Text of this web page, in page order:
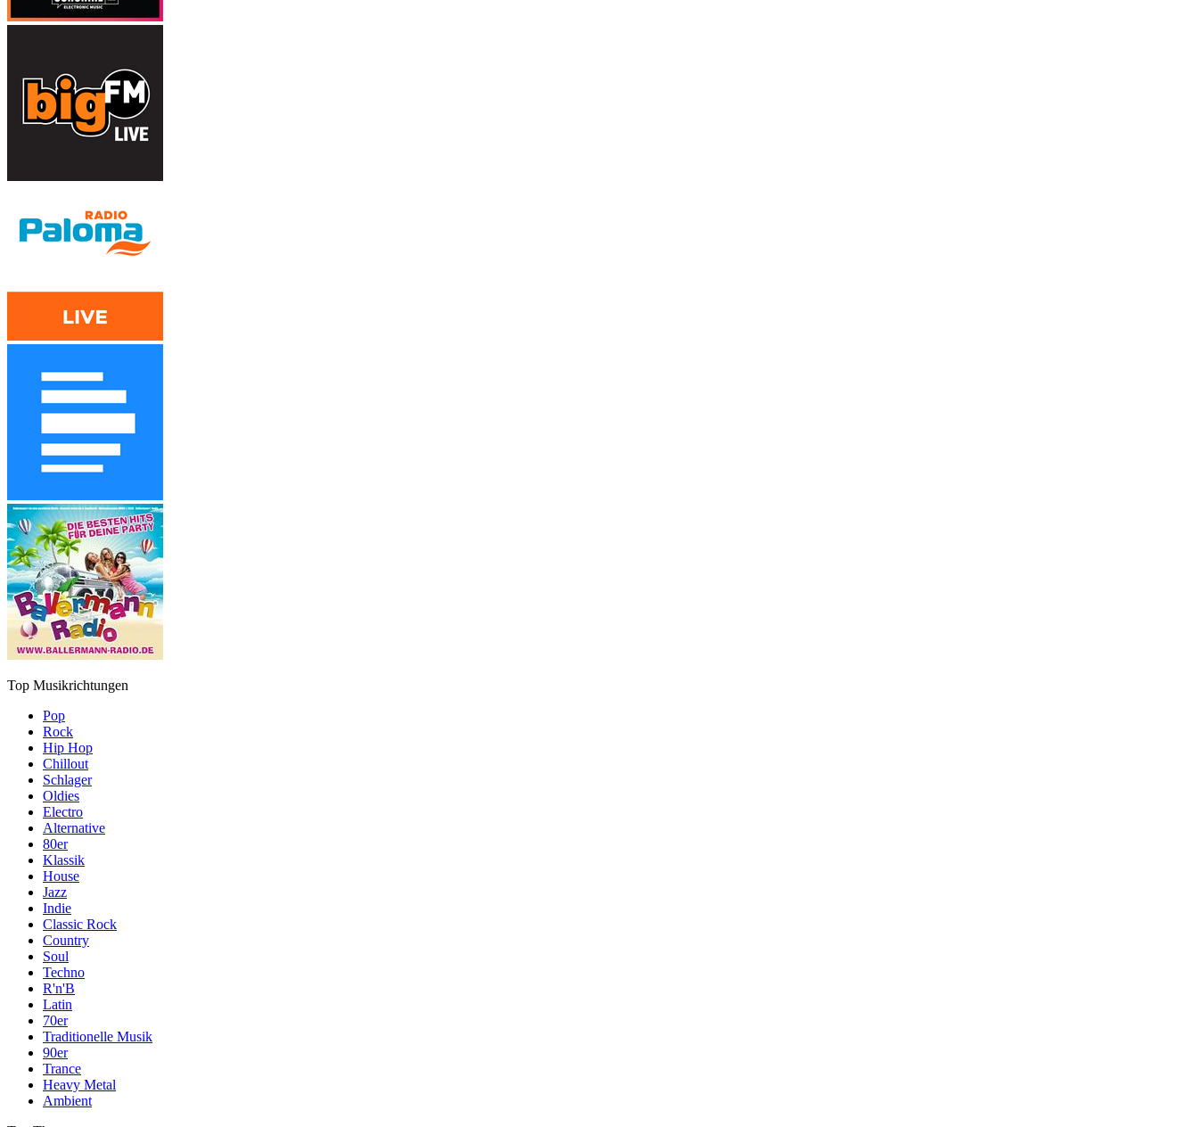
Top Musikrichtungen
Pop
Rock
Hip Hop
Chillout
Schlager
Oldies
Electro
Alternative
80er
Klassik
House
Jazz
Indie
Classic Rock
Country
Soul
Techno
R'n'B
Latin
70er
Traditionelle Musik
90er
Trance
Heavy Metal
Ambient